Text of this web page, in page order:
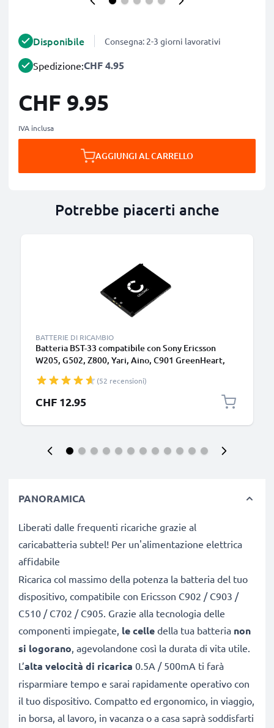
Disponibile Consegna: 2-3 giorni lavorativi
Spedizione:CHF 4.95
CHF 9.95
IVA inclusa
AGGIUNGI AL CARRELLO
Potrebbe piacerti anche
BATTERIE DI RICAMBIO
Batteria BST-33 compatibile con Sony Ericsson
W205, G502, Z800, Yari, Aino, C901 GreenHeart,
900mAh Ricambi CELLONIC per telefoni cellucari,
smartphone
(52 recensioni)
CHF 12.95
PANORAMICA
Liberati dalle frequenti ricariche grazie al
caricabatteria subtel! Per un'alimentazione elettrica
affidabile
Ricarica col massimo della potenza la batteria del tuo
dispositivo, compatibile con Ericsson C902 / C903 /
C510 / C702 / C905. Grazie alla tecnologia delle
componenti impiegate, le celle della tua batteria non
si logorano, agevolandone così la durata di vita utile.
L’alta velocità di ricarica 0.5A / 500mA ti farà
risparmiare tempo e sarai rapidamente operativo con
il tuo dispositivo. Compatto ed ergonomico, in viaggio,
in borsa, al lavoro, in vacanza o a casa saprà soddisfarti